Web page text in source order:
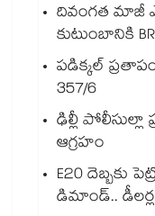
దివంగత మాజీ
కుటుంబానికి
పడిక్కల్‌‌
357/6
ఢిల్లీ పోలీసుల్లా
ఆగ్రహం
E20 దెబ్బకు
డిమాండ్.. డీలర్ల